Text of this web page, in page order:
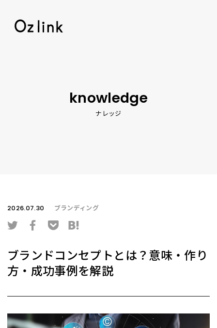
knowledge
ナレッジ
2026.07.30 ブランディング
ブランドコンセプトとは？意味・作り
方・成功事例を解説